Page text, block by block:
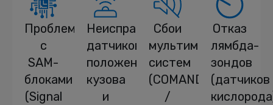
Проблемы
с
SAM-
блоками
(Signal
Неисправности
датчиков
положения
кузова
и
Сбои
мультимедийных
систем
(COMAND
/
Отказ
лямбда-
зондов
(датчиков